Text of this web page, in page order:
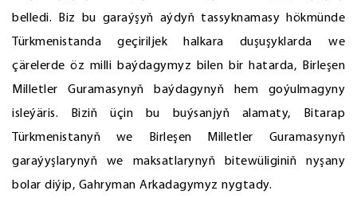
belledi. Biz bu garaýşyň aýdyň tassyknamasy hökmünde
Türkmenistanda geçiriljek halkara duşuşyklarda we
çärelerde öz milli baýdagymyz bilen bir hatarda, Birleşen
Milletler Guramasynyň baýdagynyň hem goýulmagyny
isleýäris. Biziň üçin bu buýsanjyň alamaty, Bitarap
Türkmenistanyň we Birleşen Milletler Guramasynyň
garaýyşlarynyň we maksatlarynyň bitewüliginiň nyşany
bolar diýip, Gahryman Arkadagymyz nygtady.